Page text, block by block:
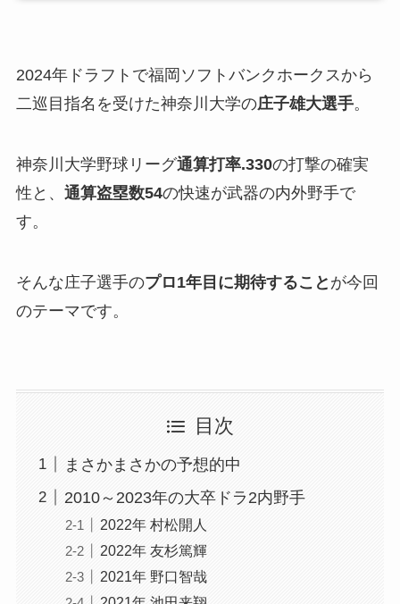
2024年ドラフトで福岡ソフトバンクホークスから
二巡目指名を受けた神奈川大学の庄子雄大選手。
神奈川大学野球リーグ通算打率.330の打撃の確実
性と、 通算盗塁数54の快速が武器の内外野手で
す。
そんな庄子選手のプロ1年目に期待すること が今回
のテーマです。
目次
まさかまさかの予想的中
2010～2023年の大卒ドラ2内野手
2022年 村松開人
2022年 友杉篤輝
2021年 野口智哉